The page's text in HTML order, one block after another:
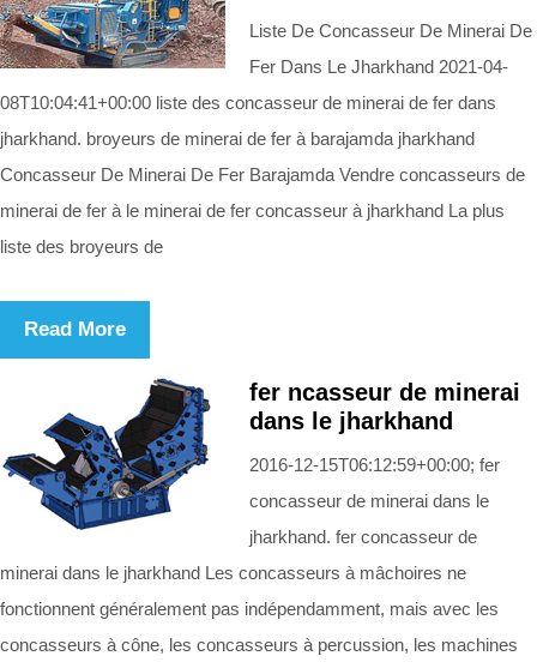
Liste De Concasseur De Minerai De
Fer Dans Le Jharkhand 2021-04-
08T10:04:41+00:00 liste des concasseur de minerai de fer dans
jharkhand. broyeurs de minerai de fer à barajamda jharkhand
Concasseur De Minerai De Fer Barajamda Vendre concasseurs de
minerai de fer à le minerai de fer concasseur à jharkhand La plus
liste des broyeurs de
Read More
fer ncasseur de minerai
dans le jharkhand
2016-12-15T06:12:59+00:00; fer
concasseur de minerai dans le
jharkhand. fer concasseur de
minerai dans le jharkhand Les concasseurs à mâchoires ne
fonctionnent généralement pas indépendamment, mais avec les
concasseurs à cône, les concasseurs à percussion, les machines